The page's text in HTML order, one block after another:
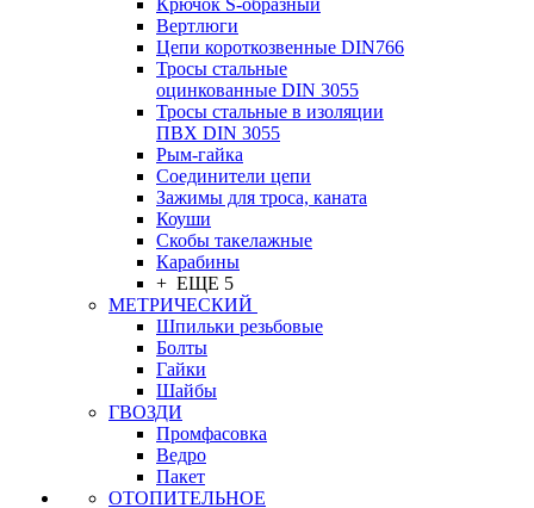
Крючок S-образный
Вертлюги
Цепи короткозвенные DIN766
Тросы стальные
оцинкованные DIN 3055
Тросы стальные в изоляции
ПВХ DIN 3055
Рым-гайка
Соединители цепи
Зажимы для троса, каната
Коуши
Скобы такелажные
Карабины
+ ЕЩЕ 5
МЕТРИЧЕСКИЙ
Шпильки резьбовые
Болты
Гайки
Шайбы
ГВОЗДИ
Промфасовка
Ведро
Пакет
ОТОПИТЕЛЬНОЕ